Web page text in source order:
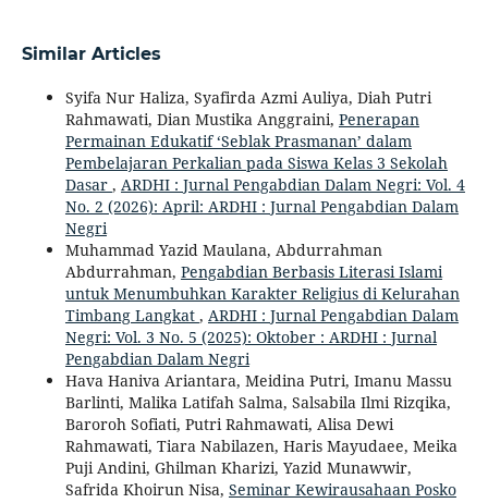
Similar Articles
Syifa Nur Haliza, Syafirda Azmi Auliya, Diah Putri
Rahmawati, Dian Mustika Anggraini, Penerapan
Permainan Edukatif ‘Seblak Prasmanan’ dalam
Pembelajaran Perkalian pada Siswa Kelas 3 Sekolah
Dasar , ARDHI : Jurnal Pengabdian Dalam Negri: Vol. 4
No. 2 (2026): April: ARDHI : Jurnal Pengabdian Dalam
Negri
Muhammad Yazid Maulana, Abdurrahman
Abdurrahman, Pengabdian Berbasis Literasi Islami
untuk Menumbuhkan Karakter Religius di Kelurahan
Timbang Langkat , ARDHI : Jurnal Pengabdian Dalam
Negri: Vol. 3 No. 5 (2025): Oktober : ARDHI : Jurnal
Pengabdian Dalam Negri
Hava Haniva Ariantara, Meidina Putri, Imanu Massu
Barlinti, Malika Latifah Salma, Salsabila Ilmi Rizqika,
Baroroh Sofiati, Putri Rahmawati, Alisa Dewi
Rahmawati, Tiara Nabilazen, Haris Mayudaee, Meika
Puji Andini, Ghilman Kharizi, Yazid Munawwir,
Safrida Khoirun Nisa, Seminar Kewirausahaan Posko